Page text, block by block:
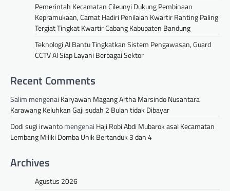
Pemerintah Kecamatan Cileunyi Dukung Pembinaan
Kepramukaan, Camat Hadiri Penilaian Kwartir Ranting Paling
Tergiat Tingkat Kwartir Cabang Kabupaten Bandung
Teknologi AI Bantu Tingkatkan Sistem Pengawasan, Guard
CCTV AI Siap Layani Berbagai Sektor
Recent Comments
Salim mengenai Karyawan Magang Artha Marsindo Nusantara
Karawang Keluhkan Gaji sudah 2 Bulan tidak Dibayar
Dodi sugi irwantomengenai Haji Robi Abdi Mubarok asal Kecamatan
Lembang Miliki Domba Unik Bertanduk 3 dan 4
Archives
Agustus 2026